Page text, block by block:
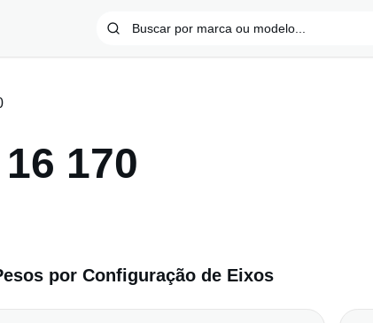
170
por Configuração de Eixos